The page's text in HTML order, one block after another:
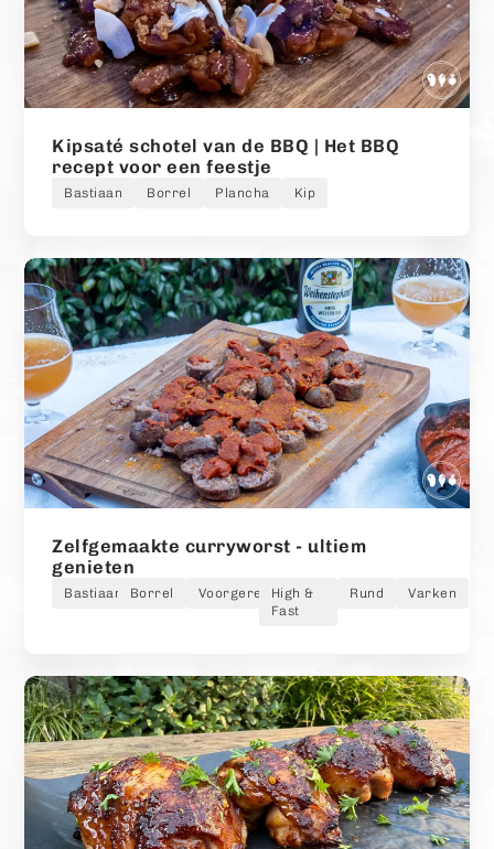
Kipsaté schotel van de BBQ | Het BBQ
recept voor een feestje
Bastiaan Borrel Plancha Kip
Zelfgemaakte curryworst - ultiem
genieten
Bastiaan Borrel VoorgerechtHigh &
Fast
Rund Varken